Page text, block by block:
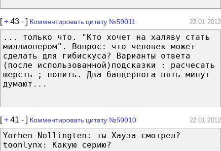
[+ 43 - ] Комментировать цитату №59011 22.01.2012
... только что. "Кто хочет на халяву стать
миллионером". Вопрос: что человек может
сделать для гибискуса? Варианты ответа
(после использованной)подсказки : расчесать
шерсть ; полить. Два бандерлога пять минут
думают...
[+ 41 - ] Комментировать цитату №59010 22.01.2012
Yorhen Nollingten: ты Хауза смотрел?
toonlynx: Какую серию?